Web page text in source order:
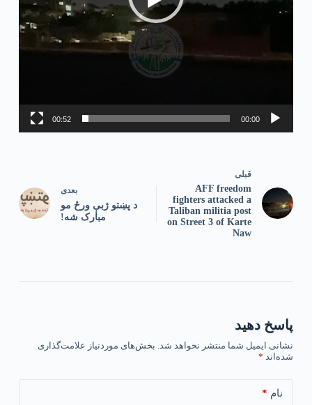
00:00
00:52
قبلی
AFF freedom
fighters attacked a
Taliban militia post
on Street 3 of Karte
Naw
بعدی
د پښتو ژبې ورځ مو
مبارک شه!
پاسخ دهید
نشانی ایمیل شما منتشر نخواهد شد. بخش‌های موردنیاز علامت‌گذاری
شده‌اند *
نام *